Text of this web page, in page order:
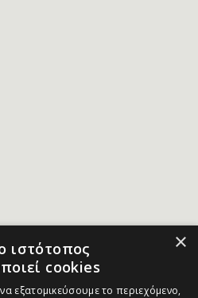
×
ιστότοπος
cookies
εξατομικεύσουμε το περιεχόμενο,